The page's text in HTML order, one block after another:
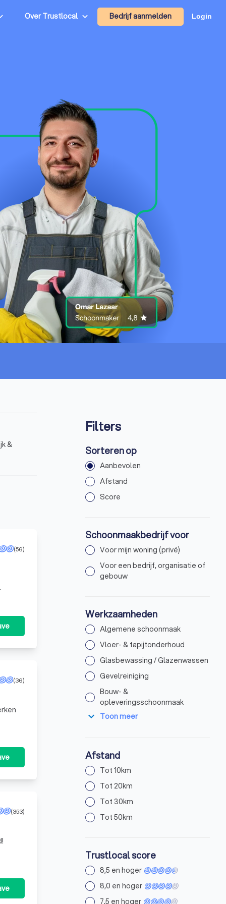
Over Trustlocal Bedrijf aanmelden Login
&
(56)
(36)
(353)
Filters
Sorteren op
Aanbevolen
Afstand
Score
Schoonmaakbedrijf voor
Voor mijn woning (privé)
Voor een bedrijf, organisatie of
gebouw
Werkzaamheden
Algemene schoonmaak
Vloer- & tapijtonderhoud
Glasbewassing / Glazenwassen
Gevelreiniging
Bouw- &
opleveringsschoonmaak
expand_more Toon meer
Afstand
Tot 10km
Tot 20km
Tot 30km
Tot 50km
Trustlocal score
8,5 en hoger
8,0 en hoger
7,5 en hoger